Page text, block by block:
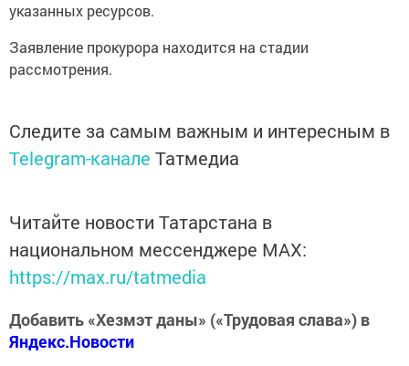
указанных ресурсов.
Заявление прокурора находится на стадии
рассмотрения.
Следите за самым важным и интересным в
Telegram-канале Татмедиа
Читайте новости Татарстана в
национальном мессенджере MАХ:
https://max.ru/tatmedia
Добавить «Хезмэт даны» («Трудовая слава») в
Яндекс.Новости